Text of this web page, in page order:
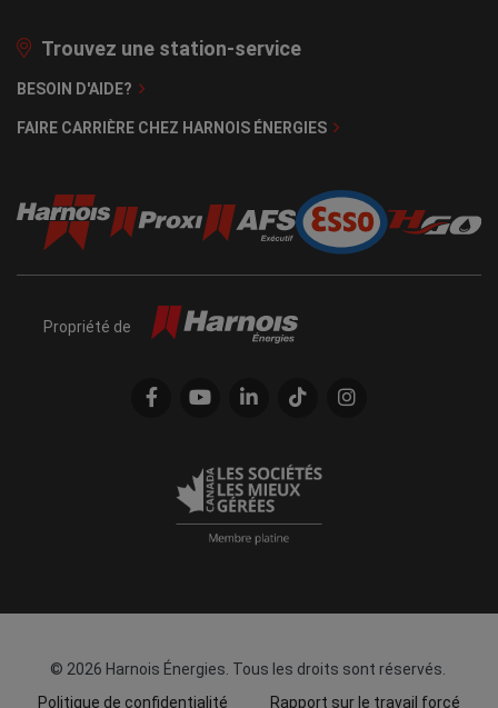
Trouvez une station-service
BESOIN D'AIDE?
FAIRE CARRIÈRE CHEZ HARNOIS ÉNERGIES
Propriété de
© 2026 Harnois Énergies. Tous les droits sont réservés.
Politique de confidentialité
Rapport sur le travail forcé